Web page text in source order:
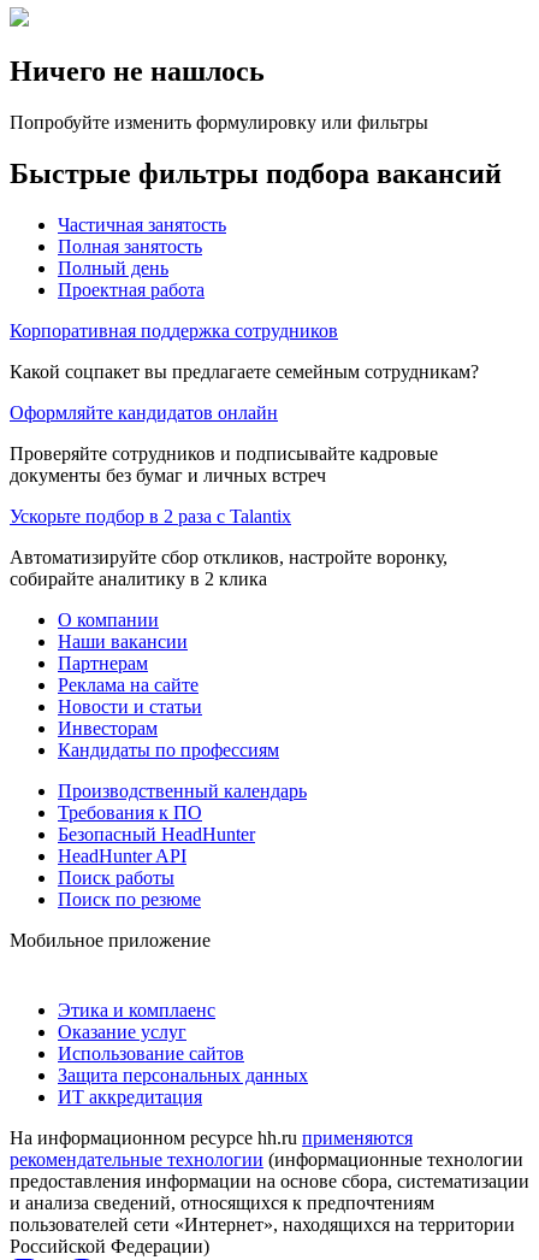
Ничего не нашлось
Попробуйте изменить формулировку или фильтры
Быстрые фильтры подбора вакансий
Частичная занятость
Полная занятость
Полный день
Проектная работа
Корпоративная поддержка сотрудников
Какой соцпакет вы предлагаете семейным сотрудникам?
Оформляйте кандидатов онлайн
Проверяйте сотрудников и подписывайте кадровые
документы без бумаг и личных встреч
Ускорьте подбор в 2 раза с Talantix
Автоматизируйте сбор откликов, настройте воронку,
собирайте аналитику в 2 клика
О компании
Наши вакансии
Партнерам
Реклама на сайте
Новости и статьи
Инвесторам
Кандидаты по профессиям
Производственный календарь
Требования к ПО
Безопасный HeadHunter
HeadHunter API
Поиск работы
Поиск по резюме
Мобильное приложение
Этика и комплаенс
Оказание услуг
Использование сайтов
Защита персональных данных
ИТ аккредитация
На информационном ресурсе hh.ru применяются
рекомендательные технологии (информационные технологии
предоставления информации на основе сбора, систематизации
и анализа сведений, относящихся к предпочтениям
пользователей сети «Интернет», находящихся на территории
Российской Федерации)